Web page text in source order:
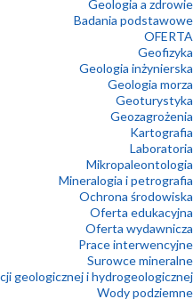
Geologia a zdrowie
Badania podstawowe
OFERTA
Geofizyka
Geologia inżynierska
Geologia morza
Geoturystyka
Geozagrożenia
Kartografia
Laboratoria
Mikropaleontologia
Mineralogia i petrografia
Ochrona środowiska
Oferta edukacyjna
Oferta wydawnicza
Prace interwencyjne
Surowce mineralne
geologicznej i hydrogeologicznej
Wody podziemne